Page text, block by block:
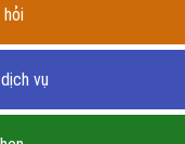
vụ